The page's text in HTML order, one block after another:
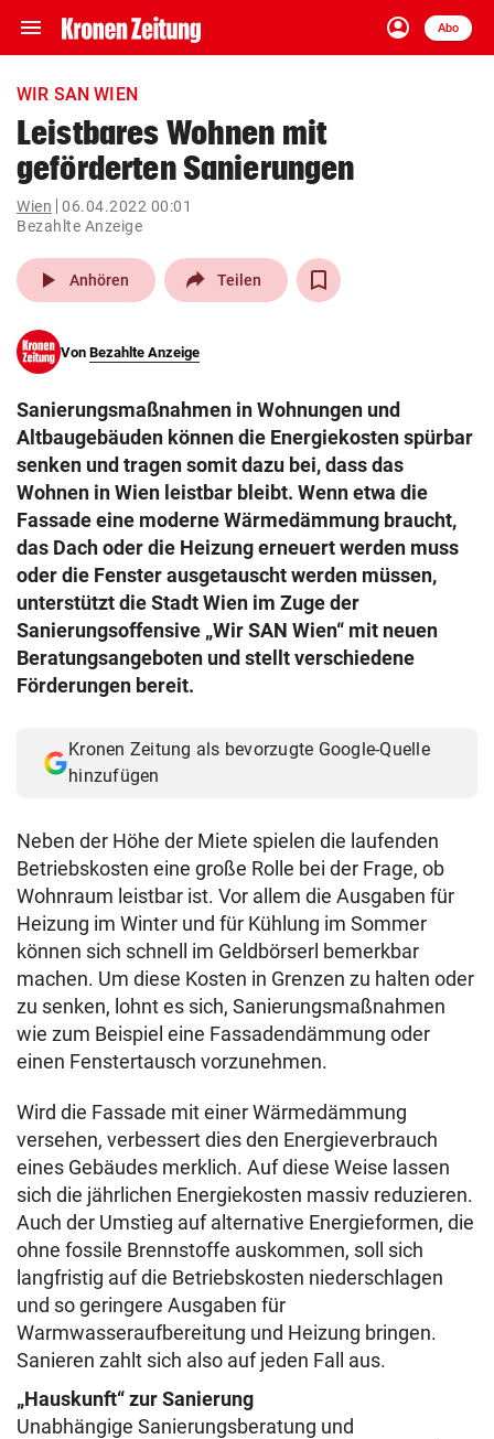
menu Navigation
ein-/ausklappen
account_circle
Anmelden
Abo
close Schließen
account_circle Anmelden
arrow_right
pin_drop
Wien
bookmark Merkliste
Suchbegriff
eingeben
© Krone Multimedia GmbH & Co KG 2026
Muthgasse 2, 1190 Wien
WIR SAN WIEN
Leistbares Wohnen mit
geförderten Sanierungen
Wien
06.04.2022 00:01
Bezahlte Anzeige
play_arrow Anhören Teilen
Von Bezahlte Anzeige
Sanierungsmaßnahmen in Wohnungen und
Altbaugebäuden können die Energiekosten spürbar
senken und tragen somit dazu bei, dass das
Wohnen in Wien leistbar bleibt. Wenn etwa die
Fassade eine moderne Wärmedämmung braucht,
das Dach oder die Heizung erneuert werden muss
oder die Fenster ausgetauscht werden müssen,
unterstützt die Stadt Wien im Zuge der
Sanierungsoffensive „Wir SAN Wien“ mit neuen
Beratungsangeboten und stellt verschiedene
Förderungen bereit.
Kronen Zeitung als bevorzugte Google-Quelle
hinzufügen
Neben der Höhe der Miete spielen die laufenden
Betriebskosten eine große Rolle bei der Frage, ob
Wohnraum leistbar ist. Vor allem die Ausgaben für
Heizung im Winter und für Kühlung im Sommer
können sich schnell im Geldbörserl bemerkbar
machen. Um diese Kosten in Grenzen zu halten oder
zu senken, lohnt es sich, Sanierungsmaßnahmen
wie zum Beispiel eine Fassadendämmung oder
einen Fenstertausch vorzunehmen.
Wird die Fassade mit einer Wärmedämmung
versehen, verbessert dies den Energieverbrauch
eines Gebäudes merklich. Auf diese Weise lassen
sich die jährlichen Energiekosten massiv reduzieren.
Auch der Umstieg auf alternative Energieformen, die
ohne fossile Brennstoffe auskommen, soll sich
langfristig auf die Betriebskosten niederschlagen
und so geringere Ausgaben für
Warmwasseraufbereitung und Heizung bringen.
Sanieren zahlt sich also auf jeden Fall aus.
„Hauskunft“ zur Sanierung
Unabhängige Sanierungsberatung und